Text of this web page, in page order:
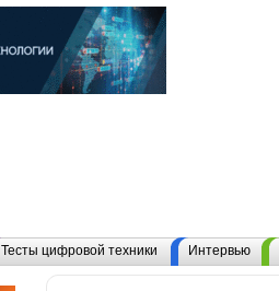
Тесты цифровой техники Интервью